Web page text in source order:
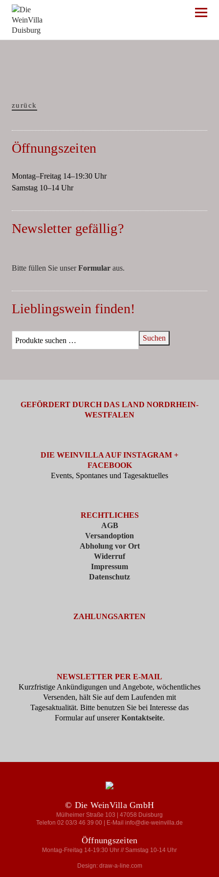
Die WeinVilla Duisburg
zurück
Öffnungszeiten
Montag–Freitag 14–19:30 Uhr
Samstag 10–14 Uhr
Newsletter gefällig?
Bitte füllen Sie unserFormularaus.
Lieblingswein finden!
Suchen
GEFÖRDERT DURCH DAS LAND NORDRHEIN-
WESTFALEN
DIE WEINVILLA AUF INSTAGRAM +
FACEBOOK
Events, Spontanes und Tagesaktuelles
RECHTLICHES
AGB
Versandoption
Abholung vor Ort
Widerruf
Impressum
Datenschutz
ZAHLUNGSARTEN
NEWSLETTER PER E-MAIL
Kurzfristige Ankündigungen und Angebote, wöchentliches
Versenden, hält Sie auf dem Laufenden mit
Tagesaktualität. Bitte benutzen Sie bei Interesse das
Formular auf unsererKontaktseite.
© Die WeinVilla GmbH
Mülheimer Straße 103 | 47058 Duisburg
Telefon 02 03/3 46 39 00 | E-Mail info@die-weinvilla.de
Öffnungszeiten
Montag-Freitag 14-19:30 Uhr // Samstag 10-14 Uhr
Design: draw-a-line.com